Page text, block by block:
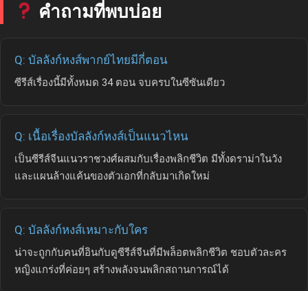
คำถามที่พบบ่อย
Q: บัลลังก์หงส์พากย์ไทยมีกี่ตอน
ซีรีส์เรื่องนี้มีทั้งหมด 34 ตอน จบครบในซีซันเดียว
Q: เนื้อเรื่องบัลลังก์หงส์เป็นแนวไหน
เป็นซีรีส์จีนแนวราชวงศ์ผสมกับเรื่องพลิกชีวิต มีทั้งดราม่าในวัง
และแผนล้างแค้นของตัวเอกที่กลับมาเกิดใหม่
Q: บัลลังก์หงส์เหมาะกับใคร
น่าจะถูกกับคนที่อินกับดูซีรีส์จีนที่มีพล็อตพลิกชีวิต ชอบตัวละคร
หญิงแกร่งที่ค่อยๆ สร้างพลังจนพลิกสถานการณ์ได้